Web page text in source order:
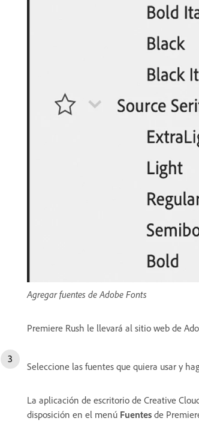
Agregar fuentes de Adobe Fonts
Premiere Rush le llevará al sitio web de
Seleccione las fuentes que quiera usar y
La aplicación de escritorio de Creative
disposición en el menú Fuentes de